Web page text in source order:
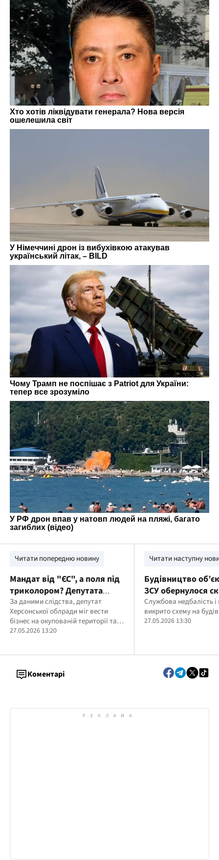
Читати попередню новину
Мандат від "ЄС", а поля під
триколором? Депутата
Херсонської облради
затримали під час
романтичного відпочинку в
За даними слідства, депутат
Херсонської облради міг вести
бізнес на окупованій території та
сплачувати податки до бюджету
27.05.2026 13:20
Читати наступну
Будівництво
ЗСУ обернулося
державі завдали
млн грн збитків
Службова недбалість і
викрито схему на
27.05.2026 13:30
Коментарі